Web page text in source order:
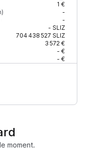
1 €
-
-
- SLIZ
704 438 527 SLIZ
3 572 €
- €
- €
moment.